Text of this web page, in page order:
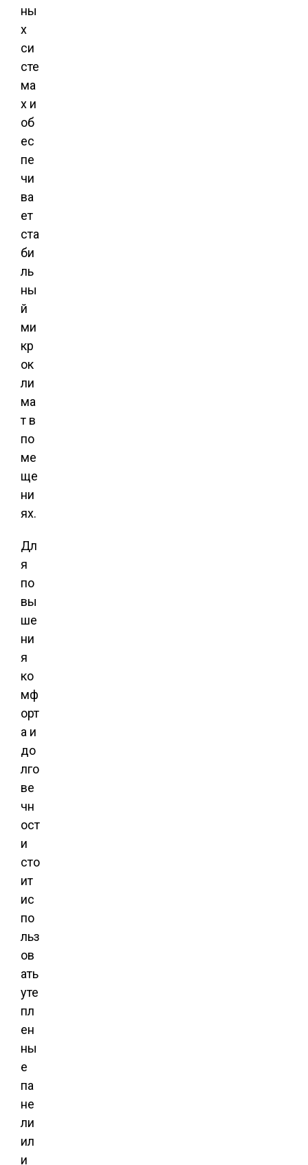
ны
х
си
сте
ма
х и
об
ес
пе
чи
ва
ет
ста
би
ль
ны
й
ми
кр
ок
ли
ма
т в
по
ме
ще
ни
ях.
Дл
я
по
вы
ше
ни
я
ко
мф
орт
а и
до
лго
ве
чн
ост
и
сто
ит
ис
по
льз
ов
ать
уте
пл
ен
ны
е
па
не
ли
ил
и